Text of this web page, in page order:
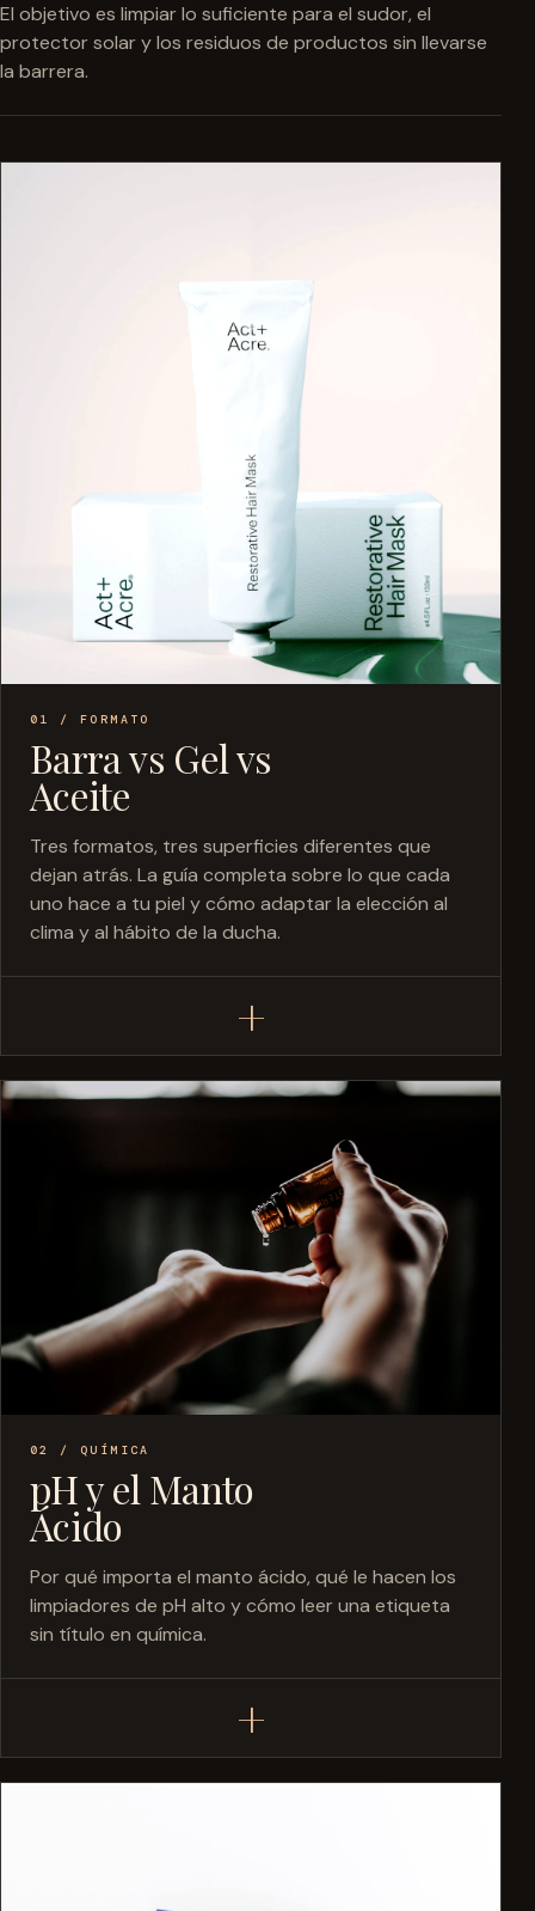
El objetivo es limpiar lo suficiente para el sudor, el
protector solar y los residuos de productos sin llevarse
la barrera.
01 / FORMATO
Barra vs Gel vs
Aceite
Tres formatos, tres superficies diferentes que
dejan atrás. La guía completa sobre lo que cada
uno hace a tu piel y cómo adaptar la elección al
clima y al hábito de la ducha.
+
02 / QUÍMICA
pH y el Manto
Ácido
Por qué importa el manto ácido, qué le hacen los
limpiadores de pH alto y cómo leer una etiqueta
sin título en química.
+